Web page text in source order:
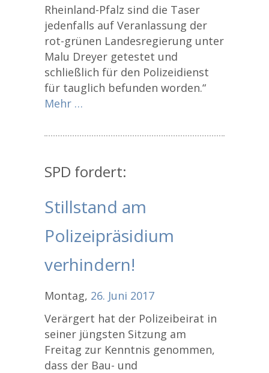
Rheinland-Pfalz sind die Taser
jedenfalls auf Veranlassung der
rot-grünen Landesregierung unter
Malu Dreyer getestet und
schließlich für den Polizeidienst
für tauglich befunden worden.“
Mehr …
SPD fordert:
Stillstand am
Polizeipräsidium
verhindern!
Montag, 26. Juni 2017
Verärgert hat der Polizeibeirat in
seiner jüngsten Sitzung am
Freitag zur Kenntnis genommen,
dass der Bau- und